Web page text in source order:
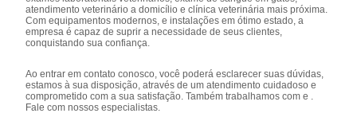
atendimento veterinário a domicílio e clínica veterinária mais próxima.
Com equipamentos modernos, e instalações em ótimo estado, a
empresa é capaz de suprir a necessidade de seus clientes,
conquistando sua confiança.
Ao entrar em contato conosco, você poderá esclarecer suas dúvidas,
estamos à sua disposição, através de um atendimento cuidadoso e
comprometido com a sua satisfação. Também trabalhamos com e .
Fale com nossos especialistas.